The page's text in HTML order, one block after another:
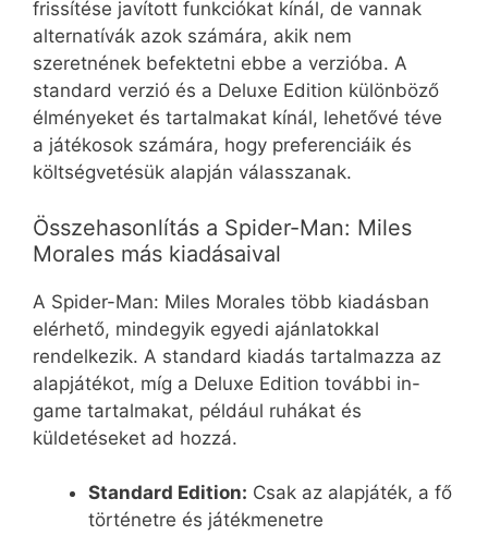
frissítése javított funkciókat kínál, de vannak
alternatívák azok számára, akik nem
szeretnének befektetni ebbe a verzióba. A
standard verzió és a Deluxe Edition különböző
élményeket és tartalmakat kínál, lehetővé téve
a játékosok számára, hogy preferenciáik és
költségvetésük alapján válasszanak.
Összehasonlítás a Spider-Man: Miles
Morales más kiadásaival
A Spider-Man: Miles Morales több kiadásban
elérhető, mindegyik egyedi ajánlatokkal
rendelkezik. A standard kiadás tartalmazza az
alapjátékot, míg a Deluxe Edition további in-
game tartalmakat, például ruhákat és
küldetéseket ad hozzá.
Standard Edition: Csak az alapjáték, a fő
történetre és játékmenetre